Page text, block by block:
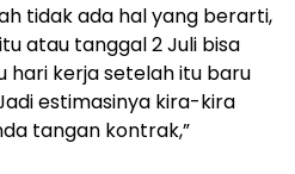
tidak ada hal yang berarti,
atau tanggal 2 Juli bisa
hari kerja setelah itu baru
estimasinya kira-kira
tangan kontrak,”